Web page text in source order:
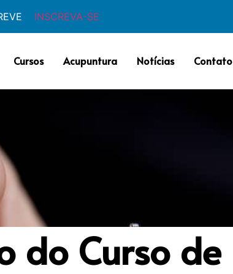
INSCREVA-SE
Cursos Acupuntura Notícias Contato
do Curso de